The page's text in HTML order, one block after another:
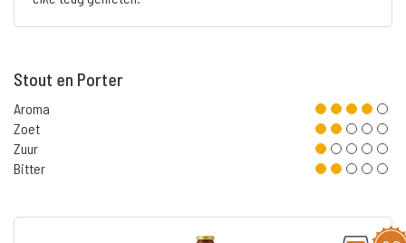
Stout en Porter
Aroma
Zoet
Zuur
Bitter